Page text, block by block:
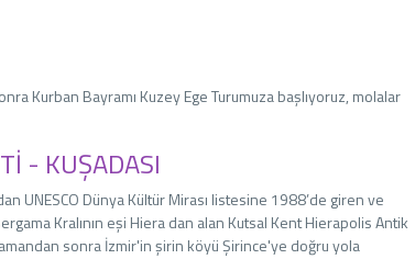
Kurban Bayramı Kuzey Ege Turumuza başlıyoruz, molalar
- KUŞADASI
UNESCO Dünya Kültür Mirası listesine 1988’de giren ve
Kralının eşi Hiera dan alan Kutsal Kent Hierapolis Antik
sonra İzmir'in şirin köyü Şirince'ye doğru yola